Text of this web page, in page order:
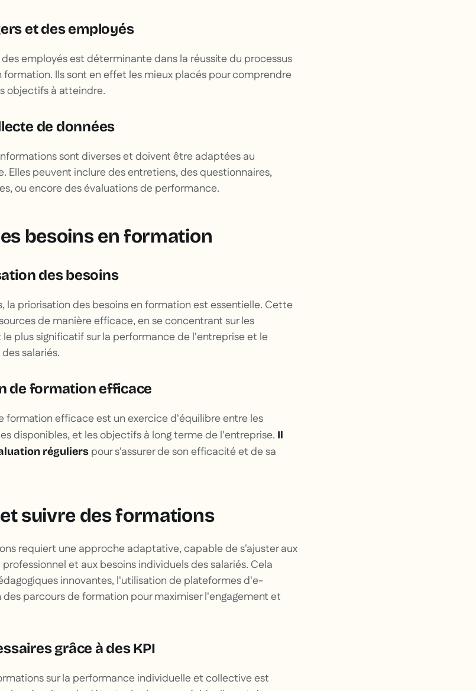
et des employés
employés est déterminante dans la réussite du processus
Ils sont en effet les mieux placés pour comprendre
objectifs à atteindre.
de données
sont diverses et doivent être adaptées au
Elles peuvent inclure des entretiens, des questionnaires,
ou encore des évaluations de performance.
besoins en formation
des besoins
la priorisation des besoins en formation est essentielle. Cette
de manière efficace, en se concentrant sur les
plus significatif sur la performance de l'entreprise et le
salariés.
de formation efficace
formation efficace est un exercice d'équilibre entre les
disponibles, et les objectifs à long terme de l'entreprise. Il
réguliers pour s'assurer de son efficacité et de sa
suivre des formations
requiert une approche adaptative, capable de s'ajuster aux
et aux besoins individuels des salariés. Cela
innovantes, l'utilisation de plateformes d'e-
parcours de formation pour maximiser l'engagement et
grâce à des KPI
sur la performance individuelle et collective est